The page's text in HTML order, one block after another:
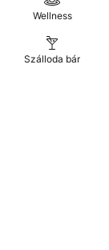
Wellness
Szálloda bár